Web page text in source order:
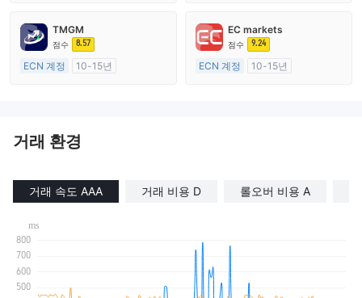
외환 거래 라이선스 (MM)
마스터 레이블 MT4
외환 거래 라이선스 (MM)
마스터 레이블 MT4
TMGM
점수 8.57
ECN 계정
10-15년
EC markets
점수 9.24
ECN 계정
10-15년
거래 환경
거래 속도 AAA 거래 비용 D 롤오버 비용 A